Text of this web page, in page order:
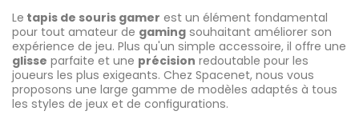
Le tapis de souris gamer est un élément fondamental
pour tout amateur de gaming souhaitant améliorer son
expérience de jeu. Plus qu'un simple accessoire, il offre une
glisse parfaite et une précision redoutable pour les
joueurs les plus exigeants. Chez Spacenet, nous vous
proposons une large gamme de modèles adaptés à tous
les styles de jeux et de configurations.